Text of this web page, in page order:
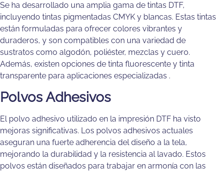
Se ha desarrollado una amplia gama de tintas DTF,
incluyendo tintas pigmentadas CMYK y blancas. Estas tintas
están formuladas para ofrecer colores vibrantes y
duraderos, y son compatibles con una variedad de
sustratos como algodón, poliéster, mezclas y cuero.
Además, existen opciones de tinta fluorescente y tinta
transparente para aplicaciones especializadas​ .
Polvos Adhesivos
El polvo adhesivo utilizado en la impresión DTF ha visto
mejoras significativas. Los polvos adhesivos actuales
aseguran una fuerte adherencia del diseño a la tela,
mejorando la durabilidad y la resistencia al lavado. Estos
polvos están diseñados para trabajar en armonía con las